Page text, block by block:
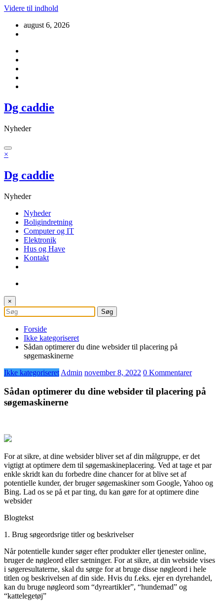
Videre til indhold
august 6, 2026
Dg caddie
Nyheder
×
Dg caddie
Nyheder
Nyheder
Boligindretning
Computer og IT
Elektronik
Hus og Have
Kontakt
×
Forside
Ikke kategoriseret
Sådan optimerer du dine websider til placering på
søgemaskinerne
Ikke kategoriseret Admin november 8, 2022 0 Kommentarer
Sådan optimerer du dine websider til placering på
søgemaskinerne
For at sikre, at dine websider bliver set af din målgruppe, er det
vigtigt at optimere dem til søgemaskineplacering. Ved at tage et par
enkle skridt kan du forbedre dine chancer for at blive set af
potentielle kunder, der bruger søgemaskiner som Google, Yahoo og
Bing. Lad os se på et par ting, du kan gøre for at optimere dine
websider
Blogtekst
1. Brug søgeordsrige titler og beskrivelser
Når potentielle kunder søger efter produkter eller tjenester online,
bruger de nøgleord eller sætninger. For at sikre, at din webside vises
i søgeresultaterne, skal du sørge for at bruge disse nøgleord i hele
titlen og beskrivelsen af din side. Hvis du f.eks. ejer en dyrehandel,
kan du bruge nøgleord som “dyreartikler”, “hundemad” og
“kattelegetøj”